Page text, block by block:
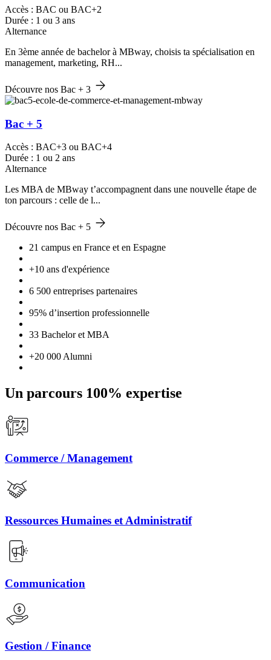
Accès : BAC ou BAC+2
Durée : 1 ou 3 ans
Alternance
En 3ème année de bachelor à MBway, choisis ta spécialisation en
management, marketing, RH...
Découvre nos Bac + 3
Bac + 5
Accès : BAC+3 ou BAC+4
Durée : 1 ou 2 ans
Alternance
Les MBA de MBway t’accompagnent dans une nouvelle étape de
ton parcours : celle de l...
Découvre nos Bac + 5
21 campus en France et en Espagne
+10 ans d'expérience
6 500 entreprises partenaires
95% d’insertion professionnelle
33 Bachelor et MBA
+20 000 Alumni
Un parcours 100% expertise
Commerce / Management
Ressources Humaines et Administratif
Communication
Gestion / Finance